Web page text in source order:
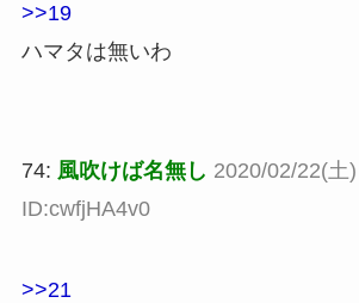
>>19
ハマタは無いわ
74: 風吹けば名無し 2020/02/22(土
ID:cwfjHA4v0
>>21